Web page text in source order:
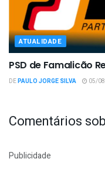
ATUALIDADE
PSD de Famalicão
DEPAULO JORGE SILVA 05/
Comentários
Publicidade